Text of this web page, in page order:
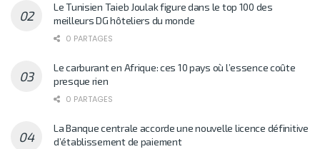
Le Tunisien Taieb Joulak figure dans le top 100 des
meilleurs DG hôteliers du monde
0 PARTAGES
Le carburant en Afrique: ces 10 pays où l’essence coûte
presque rien
0 PARTAGES
La Banque centrale accorde une nouvelle licence définitive
d’établissement de paiement